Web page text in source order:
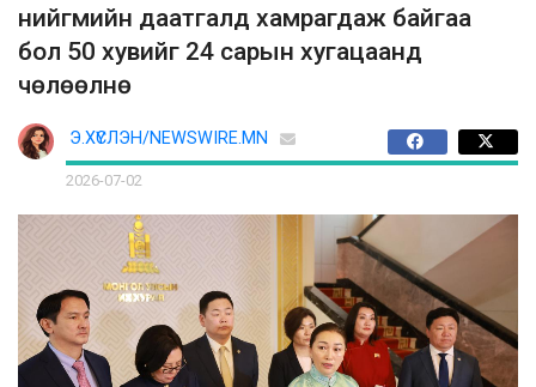
нийгмийн даатгалд хамрагдаж байгаа
бол 50 хувийг 24 сарын хугацаанд
чөлөөлнө
Э.ХҮСЛЭН/NEWSWIRE.MN
2026-07-02